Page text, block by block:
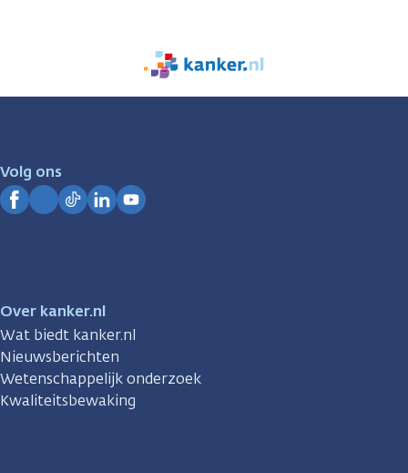
We
zijn
Volg ons
Over kanker.nl
Wat biedt kanker.nl
Nieuwsberichten
Wetenschappelijk onderzoek
Kwaliteitsbewaking